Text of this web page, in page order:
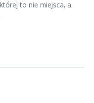
to nie miejsca, a